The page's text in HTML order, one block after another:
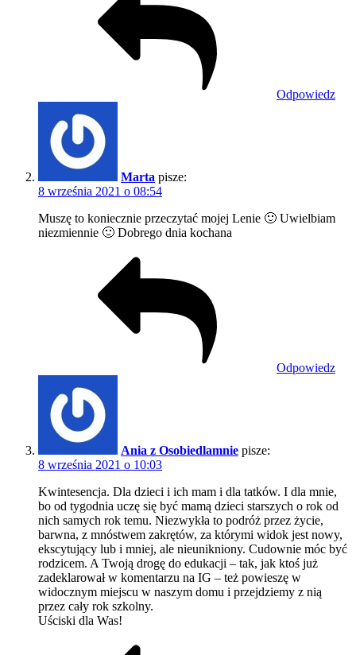
Odpowiedz
Marta pisze:
8 września 2021 o 08:54
Muszę to koniecznie przeczytać mojej Lenie 🙂 Uwielbiam
niezmiennie 🙂 Dobrego dnia kochana
Odpowiedz
Ania z Osobiedlamnie pisze:
8 września 2021 o 10:03
Kwintesencja. Dla dzieci i ich mam i dla tatków. I dla mnie,
bo od tygodnia uczę się być mamą dzieci starszych o rok od
nich samych rok temu. Niezwykła to podróż przez życie,
barwna, z mnóstwem zakrętów, za którymi widok jest nowy,
ekscytujący lub i mniej, ale nieunikniony. Cudownie móc być
rodzicem. A Twoją drogę do edukacji – tak, jak ktoś już
zadeklarował w komentarzu na IG – też powieszę w
widocznym miejscu w naszym domu i przejdziemy z nią
przez cały rok szkolny.
Uściski dla Was!